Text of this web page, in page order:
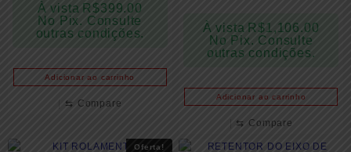
À vista R$399.00
No Pix. Consulte
outras condições.
Adicionar ao carrinho
⇆ Compare
À vista R$1,106.00
No Pix. Consulte
outras condições.
Adicionar ao carrinho
⇆ Compare
Oferta!